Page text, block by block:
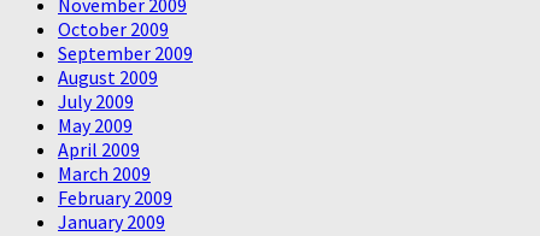
October 2009
September 2009
August 2009
July 2009
May 2009
April 2009
March 2009
February 2009
January 2009